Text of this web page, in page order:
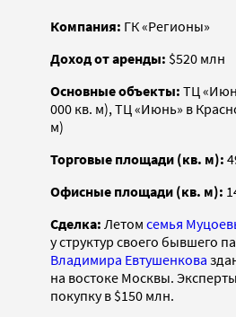
Компания: ГК «Регионы»
Доход от аренды: $520 млн
Основные объекты: ТЦ
000 кв. м), ТЦ «Июнь» в
м)
Торговые площади (кв. м):
Офисные площади (кв. м):
Сделка: Летом семья
у структур своего бывшего
Владимира Евтушенкова
на востоке Москвы.
покупку в $150 млн.